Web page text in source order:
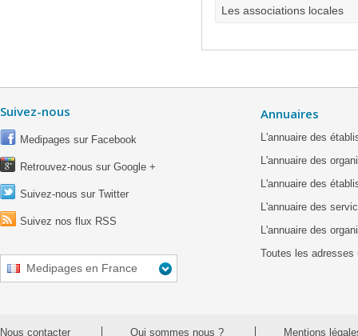
Les associations locales
Suivez-nous
Medipages sur Facebook
Retrouvez-nous sur Google +
Suivez-nous sur Twitter
Suivez nos flux RSS
Medipages en France
Annuaires
L'annuaire des
L'annuaire des
L'annuaire des
L'annuaire des
L'annuaire des
Toutes les adresses
Nous contacter Qui sommes nous ? Mentions